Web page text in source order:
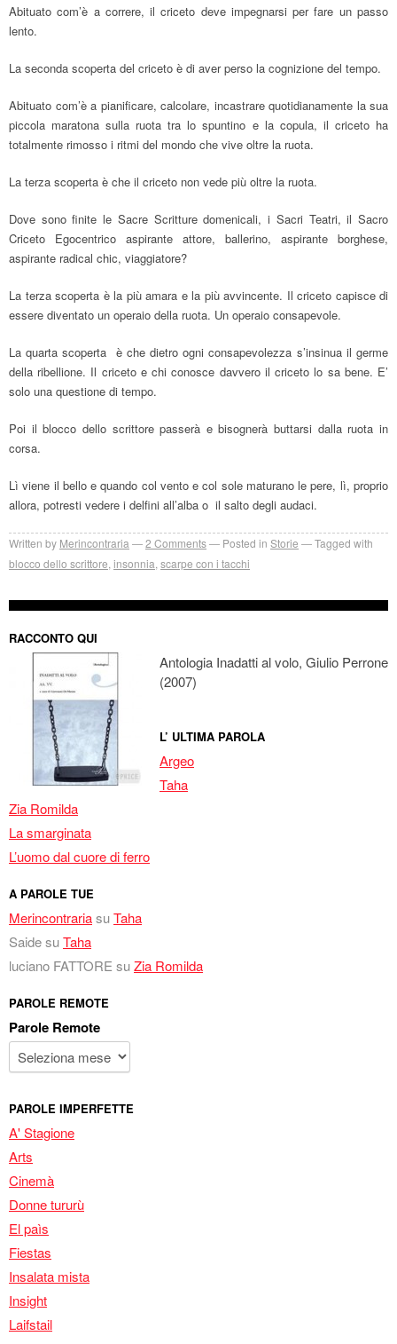
Abituato com’è a correre, il criceto deve impegnarsi per fare un passo
lento.
La seconda scoperta del criceto è di aver perso la cognizione del tempo.
Abituato com’è a pianificare, calcolare, incastrare quotidianamente la sua
piccola maratona sulla ruota tra lo spuntino e la copula, il criceto ha
totalmente rimosso i ritmi del mondo che vive oltre la ruota.
La terza scoperta è che il criceto non vede più oltre la ruota.
Dove sono finite le Sacre Scritture domenicali, i Sacri Teatri, il Sacro
Criceto Egocentrico aspirante attore, ballerino, aspirante borghese,
aspirante radical chic, viaggiatore?
La terza scoperta è la più amara e la più avvincente. Il criceto capisce di
essere diventato un operaio della ruota. Un operaio consapevole.
La quarta scoperta è che dietro ogni consapevolezza s’insinua il germe
della ribellione. Il criceto e chi conosce davvero il criceto lo sa bene. E’
solo una questione di tempo.
Poi il blocco dello scrittore passerà e bisognerà buttarsi dalla ruota in
corsa.
Lì viene il bello e quando col vento e col sole maturano le pere, lì, proprio
allora, potresti vedere i delfini all’alba o il salto degli audaci.
Written by Merincontraria 2 Comments Posted in Storie
Tagged with
blocco dello scrittore insonnia scarpe con i tacchi
RACCONTO QUI
Antologia Inadatti al volo, Giulio Perrone
(2007)
L’ ULTIMA PAROLA
Argeo
Taha
Zia Romilda
La smarginata
L’uomo dal cuore di ferro
A PAROLE TUE
MerincontrariasuTaha
SaidesuTaha
luciano FATTORE suZia Romilda
PAROLE REMOTE
Parole Remote
PAROLE IMPERFETTE
A' Stagione
Arts
Cinemà
Donne tururù
El paìs
Fiestas
Insalata mista
Insight
Laifstail